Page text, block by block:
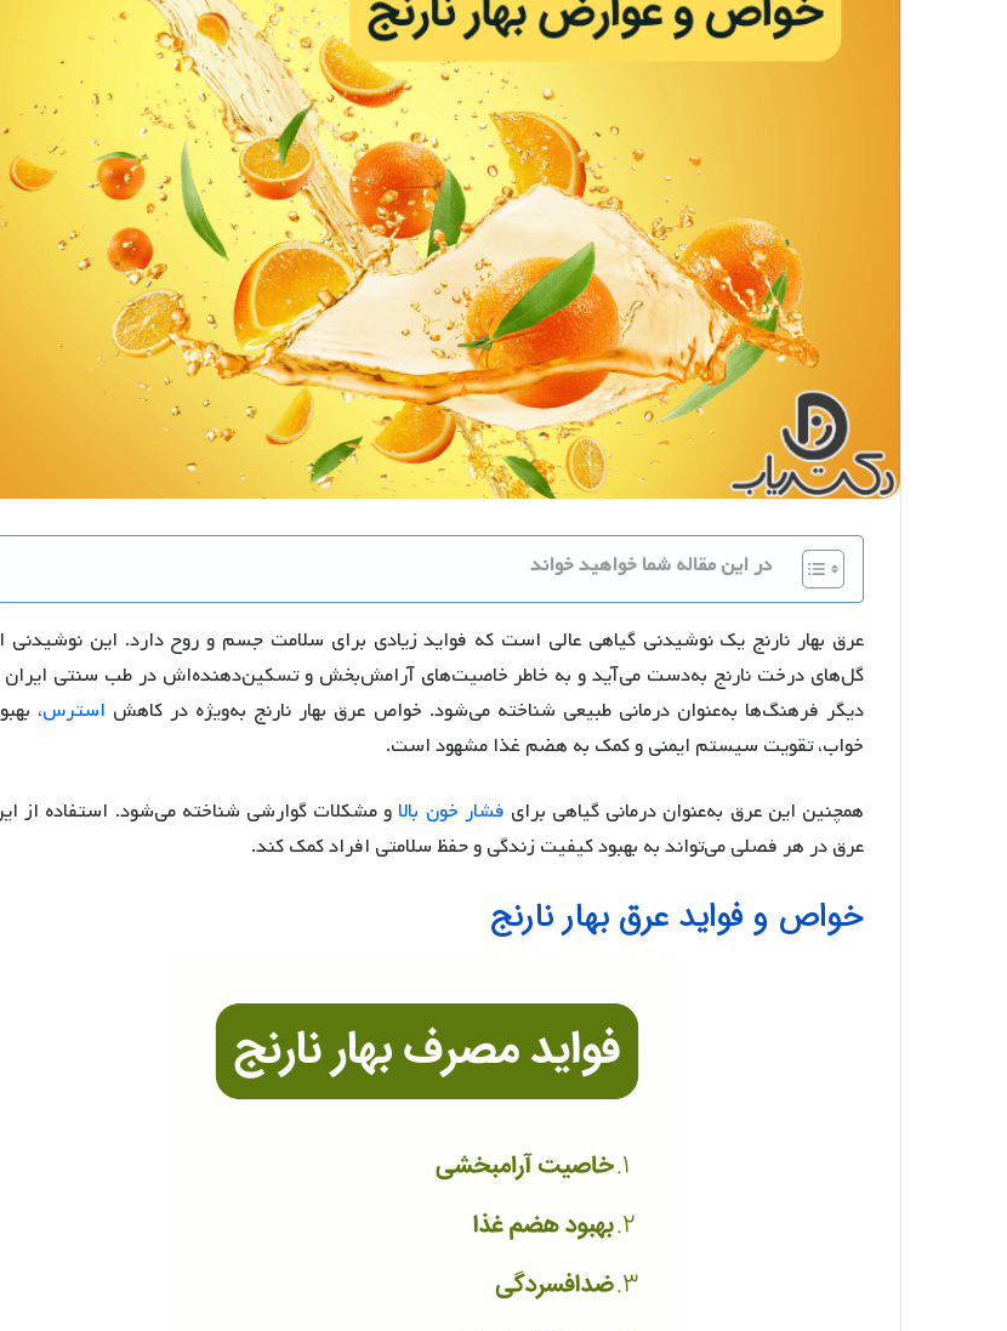
در این مقاله شما خواهید خواند
عرق بهار نارنج یک نوشیدنی گیاهی عالی است که فواید زیادی برای سلامت جسم و روح دارد. این نوشیدنی
گل‌های درخت نارنج به‌دست می‌آید و به خاطر خاصیت‌های آرامش‌بخش و تسکین‌دهنده‌اش در طب سنتی ایران
دیگر فرهنگ‌ها به‌عنوان درمانی طبیعی شناخته می‌شود. خواص عرق بهار نارنج به‌ویژه در کاهش استرس،
خواب، تقویت سیستم ایمنی و کمک به هضم غذا مشهود است.
همچنین این عرق به‌عنوان درمانی گیاهی برای فشار خون بالا و مشکلات گوارشی شناخته می‌شود. استفاده از
عرق در هر فصلی می‌تواند به بهبود کیفیت زندگی و حفظ سلامتی افراد کمک کند.
خواص و فواید عرق بهار نارنج